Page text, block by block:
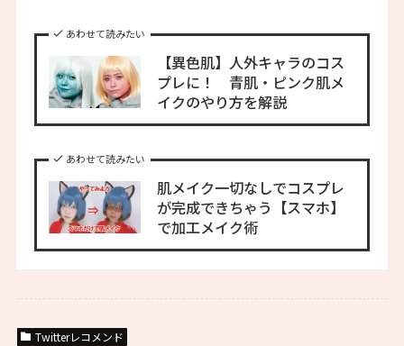
あわせて読みたい
【異色肌】人外キャラのコス
プレに！ 青肌・ピンク肌メ
イクのやり方を解説
あわせて読みたい
肌メイク一切なしでコスプレ
が完成できちゃう【スマホ】
で加工メイク術
Twitterレコメンド